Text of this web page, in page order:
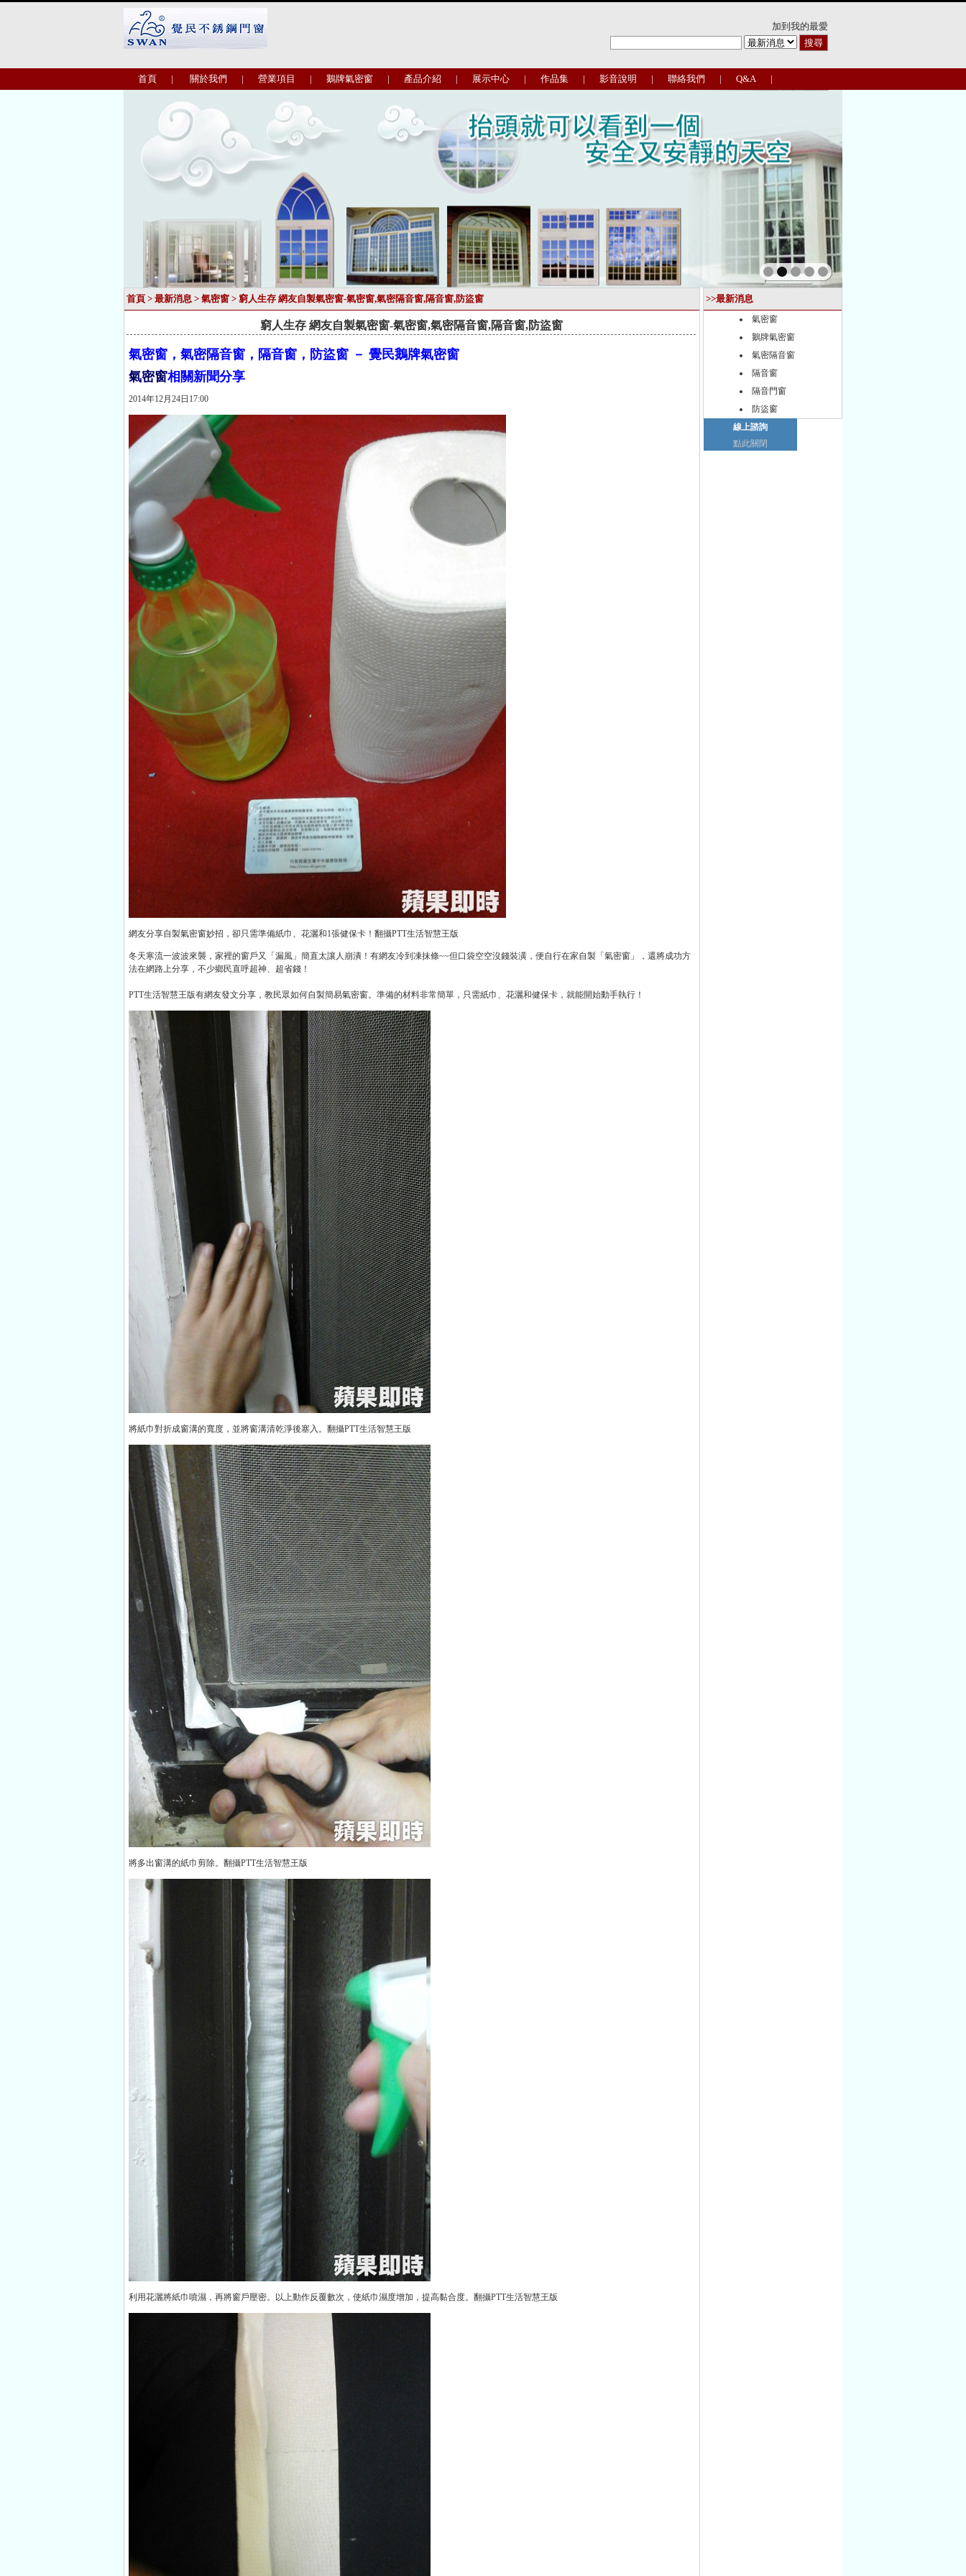
加到我的最愛
首頁 | 關於我們 | 營業項目 | 鵝牌氣密窗 | 產品介紹 | 展示中心 | 作品集 | 影音說明 | 聯絡我們 | Q&A |
首頁 > 最新消息 > 氣密窗 > 窮人生存 網友自製氣密窗-氣密窗,氣密隔音窗,隔音窗,防盜窗
窮人生存 網友自製氣密窗-氣密窗,氣密隔音窗,隔音窗,防盜窗
氣密窗，氣密隔音窗，隔音窗，防盜窗 － 覺民鵝牌氣密窗
氣密窗相關新聞分享
2014年12月24日17:00
網友分享自製氣密窗妙招，卻只需準備紙巾、花灑和1張健保卡！翻攝PTT生活智慧王版
冬天寒流一波波來襲，家裡的窗戶又「漏風」簡直太讓人崩潰！有網友冷到凍抹條~~但口袋空空沒錢裝潢，便自行在家自製「氣密窗」，還將成功方
法在網路上分享，不少鄉民直呼超神、超省錢！
PTT生活智慧王版有網友發文分享，教民眾如何自製簡易氣密窗。準備的材料非常簡單，只需紙巾、花灑和健保卡，就能開始動手執行！
將紙巾對折成窗溝的寬度，並將窗溝清乾淨後塞入。翻攝PTT生活智慧王版
將多出窗溝的紙巾剪除。翻攝PTT生活智慧王版
利用花灑將紙巾噴濕，再將窗戶壓密。以上動作反覆數次，使紙巾濕度增加，提高黏合度。翻攝PTT生活智慧王版
>>最新消息
氣密窗
鵝牌氣密窗
氣密隔音窗
隔音窗
隔音門窗
防盜窗
線上諮詢
點此關閉